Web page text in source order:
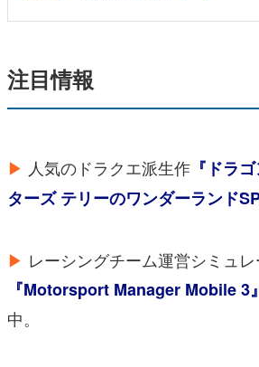
注目情報
▶ 人気のドラクエ派生作 『ドラ
ターズ テリーのワンダーランドSP
▶ レーシングチーム運営シミュ
『Motorsport Manager Mobile 3』
中。